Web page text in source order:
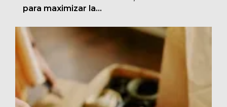
para maximizar la...